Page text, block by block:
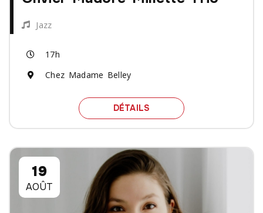
Jazz
17h
Chez Madame Belley
DÉTAILS SPECTACLE OLIVIER
19
AOÛT